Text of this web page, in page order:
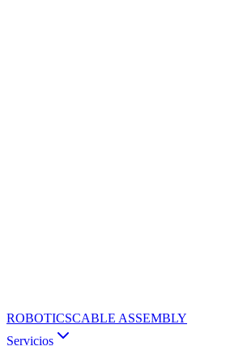
ROBOTICSCABLE ASSEMBLY
Servicios